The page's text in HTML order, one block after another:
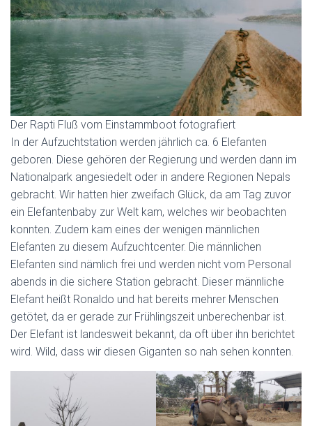
Der Rapti Fluß vom Einstammboot fotografiert
In der Aufzuchtstation werden jährlich ca. 6 Elefanten
geboren. Diese gehören der Regierung und werden dann im
Nationalpark angesiedelt oder in andere Regionen Nepals
gebracht. Wir hatten hier zweifach Glück, da am Tag zuvor
ein Elefantenbaby zur Welt kam, welches wir beobachten
konnten. Zudem kam eines der wenigen männlichen
Elefanten zu diesem Aufzuchtcenter. Die männlichen
Elefanten sind nämlich frei und werden nicht vom Personal
abends in die sichere Station gebracht. Dieser männliche
Elefant heißt Ronaldo und hat bereits mehrer Menschen
getötet, da er gerade zur Frühlingszeit unberechenbar ist.
Der Elefant ist landesweit bekannt, da oft über ihn berichtet
wird. Wild, dass wir diesen Giganten so nah sehen konnten.